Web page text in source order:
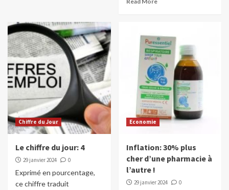
Chiffre du Jour
Le chiffre du jour: 4
29 janvier 2024 0
Exprimé en pourcentage,
ce chiffre traduit
Economie
Inflation: 30% plus
cher d’une pharmacie à
l’autre !
29 janvier 2024 0